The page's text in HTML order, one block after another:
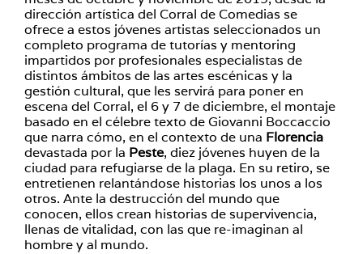
dirección artística del Corral de Comedias se
ofrece a estos jóvenes artistas seleccionados un
completo programa de tutorías y mentoring
impartidos por profesionales especialistas de
distintos ámbitos de las artes escénicas y la
gestión cultural, que les servirá para poner en
escena del Corral, el 6 y 7 de diciembre, el montaje
basado en el célebre texto de Giovanni Boccaccio
que narra cómo, en el contexto de una Florencia
devastada por la Peste, diez jóvenes huyen de la
ciudad para refugiarse de la plaga. En su retiro, se
entretienen relantándose historias los unos a los
otros. Ante la destrucción del mundo que
conocen, ellos crean historias de supervivencia,
llenas de vitalidad, con las que re-imaginan al
hombre y al mundo.